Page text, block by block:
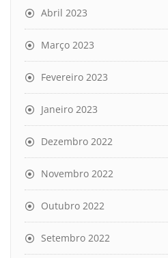
Abril 2023
Março 2023
Fevereiro 2023
Janeiro 2023
Dezembro 2022
Novembro 2022
Outubro 2022
Setembro 2022